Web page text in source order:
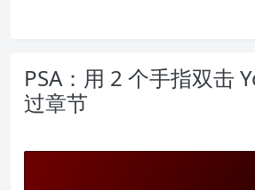
PSA：用 2 个手指双击
过章节